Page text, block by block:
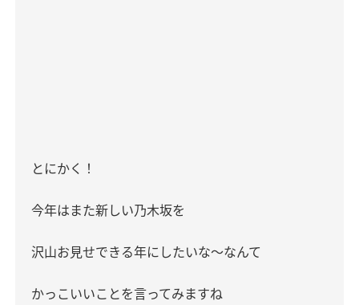
とにかく！
今年はまた新しい乃木坂を
沢山お見せできる年にしたいな〜なんて
かっこいいことを言ってみますね